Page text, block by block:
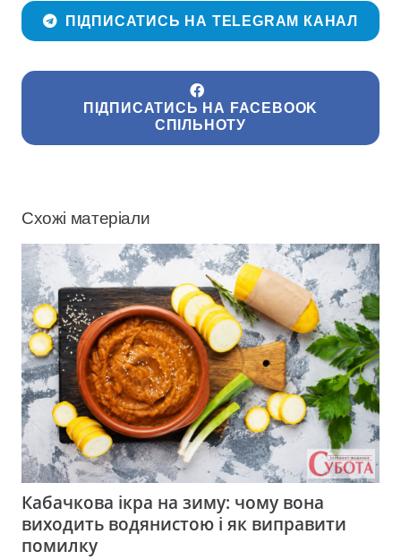
ПІДПИСАТИСЬ НА TELEGRAM КАНАЛ
ПІДПИСАТИСЬ НА FACEBOOK
СПІЛЬНОТУ
Схожі матеріали
Кабачкова ікра на зиму: чому вона
виходить водянистою і як виправити
помилку